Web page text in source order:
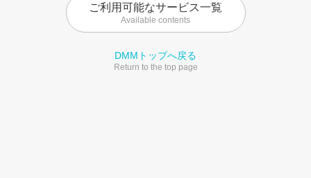
ご利用可能なサービス一覧
Available contents
DMMトップへ戻る
Return to the top page